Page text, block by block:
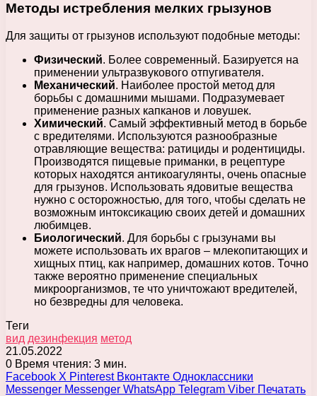
Методы истребления мелких грызунов
Для защиты от грызунов используют подобные методы:
Физический. Более современный. Базируется на
применении ультразвукового отпугивателя.
Механический. Наиболее простой метод для
борьбы с домашними мышами. Подразумевает
применение разных капканов и ловушек.
Химический. Самый эффективный метод в борьбе
с вредителями. Используются разнообразные
отравляющие вещества: ратициды и родентициды.
Производятся пищевые приманки, в рецептуре
которых находятся антикоагулянты, очень опасные
для грызунов. Использовать ядовитые вещества
нужно с осторожностью, для того, чтобы сделать не
возможным интоксикацию своих детей и домашних
любимцев.
Биологический. Для борьбы с грызунами вы
можете использовать их врагов – млекопитающих и
хищных птиц, как например, домашних котов. Точно
также вероятно применение специальных
микроорганизмов, те что уничтожают вредителей,
но безвредны для человека.
Теги
вид дезинфекция метод
21.05.2022
0 Время чтения: 3 мин.
Facebook X Pinterest Вконтакте Одноклассники
Messenger Messenger WhatsApp Telegram Viber Печатать